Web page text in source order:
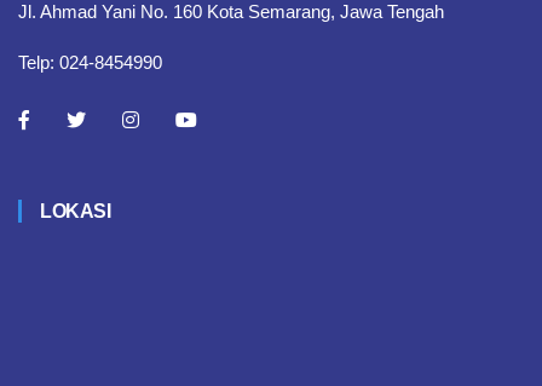
Jl. Ahmad Yani No. 160 Kota Semarang, Jawa Tengah
Telp: 024-8454990
LOKASI